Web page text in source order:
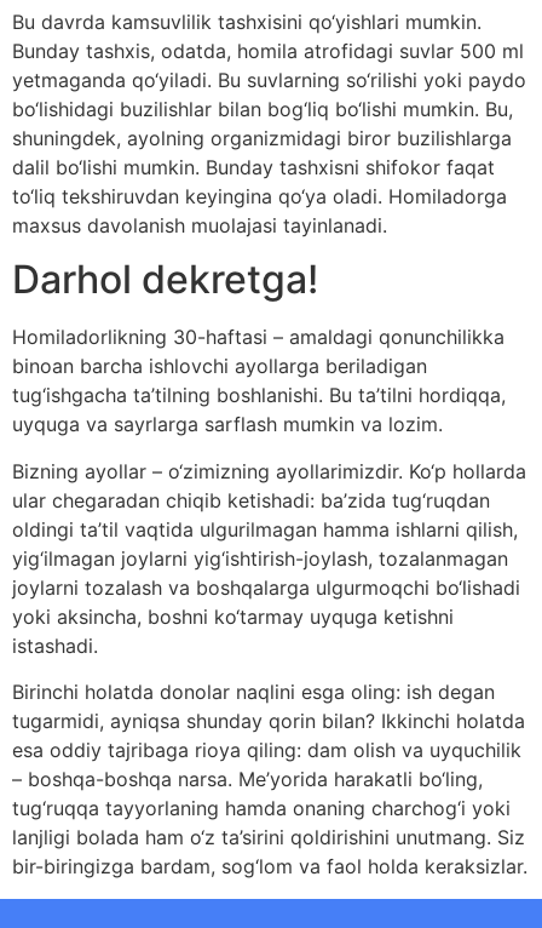
Bu davrda kamsuvlilik tashxisini qo‘yishlari mumkin.
Bunday tashxis, odatda, homila atrofidagi suvlar 500 ml
yetmaganda qo‘yiladi. Bu suvlarning so‘rilishi yoki paydo
bo‘lishidagi buzilishlar bilan bog‘liq bo‘lishi mumkin. Bu,
shuningdek, ayolning organizmidagi biror buzilishlarga
dalil bo‘lishi mumkin. Bunday tashxisni shifokor faqat
to‘liq tekshiruvdan keyingina qo‘ya oladi. Homiladorga
maxsus davolanish muolajasi tayinlanadi.
Darhol dekretga!
Homiladorlikning 30-haftasi – amaldagi qonunchilikka
binoan barcha ishlovchi ayollarga beriladigan
tug‘ishgacha ta’tilning boshlanishi. Bu ta’tilni hordiqqa,
uyquga va sayrlarga sarflash mumkin va lozim.
Bizning ayollar – o‘zimizning ayollarimizdir. Ko‘p hollarda
ular chegaradan chiqib ketishadi: ba’zida tug‘ruqdan
oldingi ta’til vaqtida ulgurilmagan hamma ishlarni qilish,
yig‘ilmagan joylarni yig‘ishtirish-joylash, tozalanmagan
joylarni tozalash va boshqalarga ulgurmoqchi bo‘lishadi
yoki aksincha, boshni ko‘tarmay uyquga ketishni
istashadi.
Birinchi holatda donolar naqlini esga oling: ish degan
tugarmidi, ayniqsa shunday qorin bilan? Ikkinchi holatda
esa oddiy tajribaga rioya qiling: dam olish va uyquchilik
– boshqa-boshqa narsa. Me’yorida harakatli bo‘ling,
tug‘ruqqa tayyorlaning hamda onaning charchog‘i yoki
lanjligi bolada ham o‘z ta’sirini qoldirishini unutmang. Siz
bir-biringizga bardam, sog‘lom va faol holda keraksizlar.